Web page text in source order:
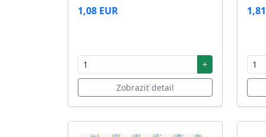
1,08 EUR
+
Zobraziť detail